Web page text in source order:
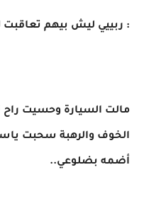
: ربييي ليش بيهم
مالت السيارة وحسيت راح
الخوف والرهبة سحبت
أضمه بضلوعي..